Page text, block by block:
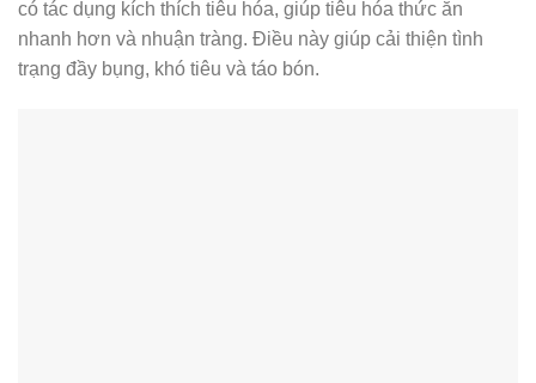
có tác dụng kích thích tiêu hóa, giúp tiêu hóa thức ăn
nhanh hơn và nhuận tràng. Điều này giúp cải thiện tình
trạng đầy bụng, khó tiêu và táo bón.